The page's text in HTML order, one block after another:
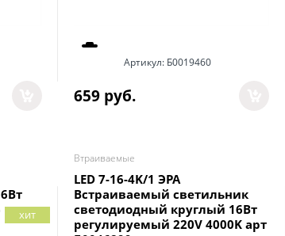
Артикул: Б0019460
659 руб.
хит
Втраиваемые
LED 7-16-4K/1 ЭРА
Встраиваемый светильник
светодиодный круглый 16Вт
регулируемый 220V 4000K арт